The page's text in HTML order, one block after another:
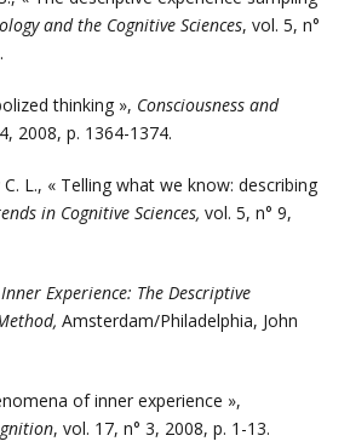
and the Cognitive Sciences, vol. 5, n°
thinking », Consciousness and
2008, p. 1364-1374.
L., « Telling what we know: describing
in Cognitive Sciences,vol. 5, n° 9,
Experience: The Descriptive
Amsterdam/Philadelphia, John
of inner experience »,
, vol. 17, n° 3, 2008, p. 1-13.